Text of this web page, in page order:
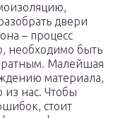
двери
– процесс
необходимо быть
Малейшая
материала,
из нас. Чтобы
стоит